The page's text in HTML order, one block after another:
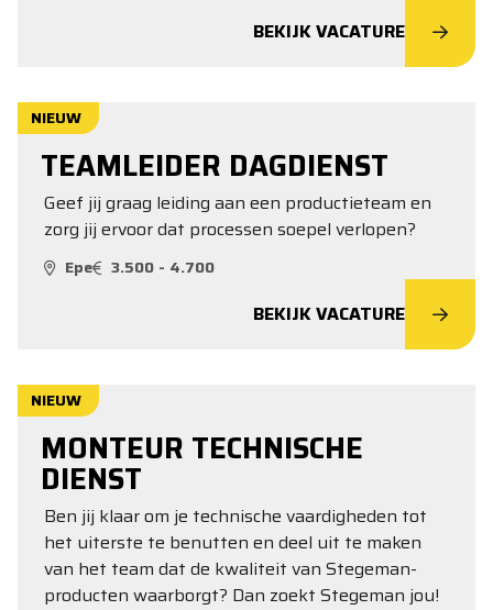
BEKIJK VACATURE
NIEUW
TEAMLEIDER DAGDIENST
Geef jij graag leiding aan een productieteam en
zorg jij ervoor dat processen soepel verlopen?
Epe 3.500 - 4.700
BEKIJK VACATURE
NIEUW
MONTEUR TECHNISCHE
DIENST
Ben jij klaar om je technische vaardigheden tot
het uiterste te benutten en deel uit te maken
van het team dat de kwaliteit van Stegeman-
producten waarborgt? Dan zoekt Stegeman jou!